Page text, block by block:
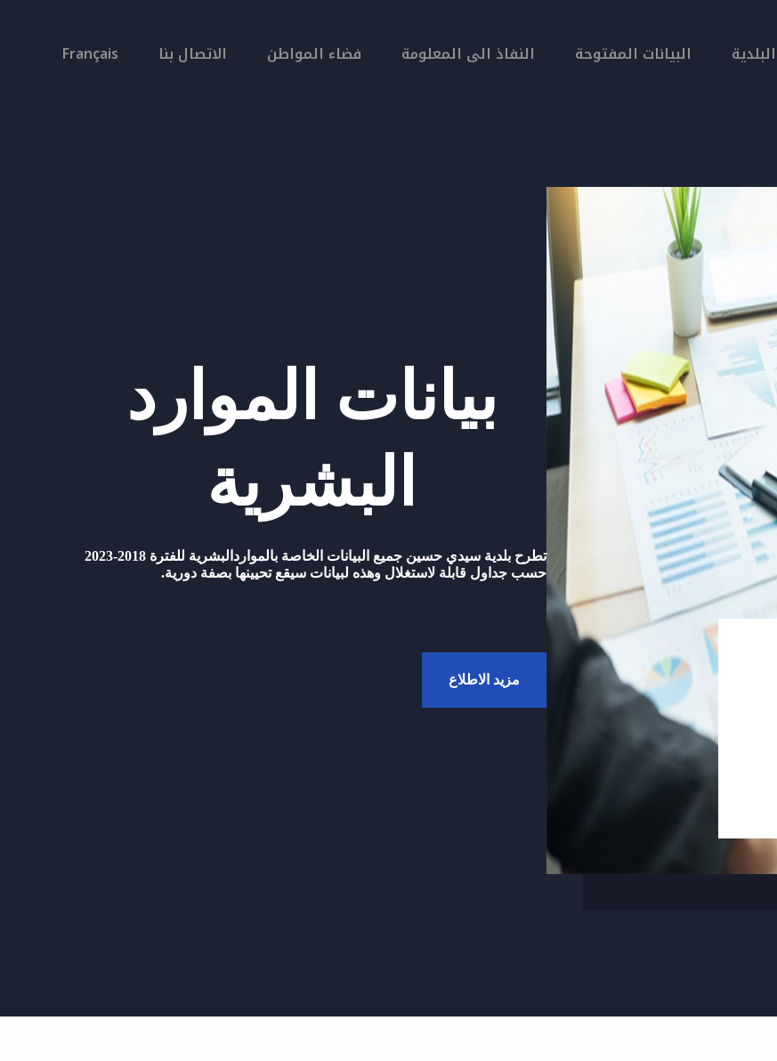
البلدية البيانات المفتوحة النفاذ الى المعلومة فضاء المواطن الاتصال بنا Français
بيانات الموارد
البشرية
تطرح بلدية سيدي حسين جميع البيانات الخاصة بالمواردالبشرية للفترة 2018-2023
حسب جداول قابلة لاستغلال وهذه لبيانات سيقع تحيينها بصفة دورية.
مزيد الاطلاع